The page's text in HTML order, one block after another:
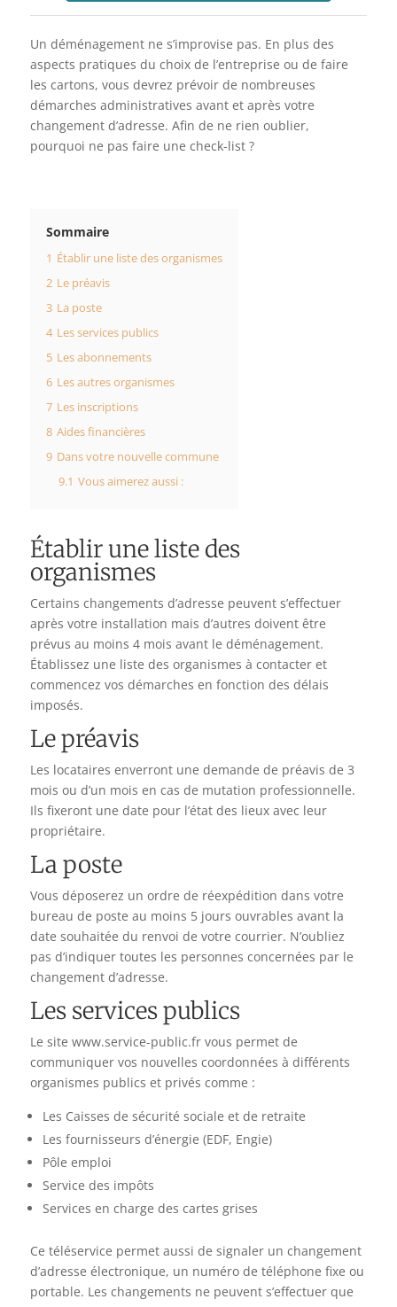
Un déménagement ne s’improvise pas. En plus des
aspects pratiques du choix de l’entreprise ou de faire
les cartons, vous devrez prévoir de nombreuses
démarches administratives avant et après votre
changement d’adresse. Afin de ne rien oublier,
pourquoi ne pas faire une check-list ?
Sommaire
1 Établir une liste des organismes
2 Le préavis
3 La poste
4 Les services publics
5 Les abonnements
6 Les autres organismes
7 Les inscriptions
8 Aides financières
9 Dans votre nouvelle commune
9.1 Vous aimerez aussi :
Établir une liste des
organismes
Certains changements d’adresse peuvent s’effectuer
après votre installation mais d’autres doivent être
prévus au moins 4 mois avant le déménagement.
Établissez une liste des organismes à contacter et
commencez vos démarches en fonction des délais
imposés.
Le préavis
Les locataires enverront une demande de préavis de 3
mois ou d’un mois en cas de mutation professionnelle.
Ils fixeront une date pour l’état des lieux avec leur
propriétaire.
La poste
Vous déposerez un ordre de réexpédition dans votre
bureau de poste au moins 5 jours ouvrables avant la
date souhaitée du renvoi de votre courrier. N’oubliez
pas d’indiquer toutes les personnes concernées par le
changement d’adresse.
Les services publics
Le site www.service-public.fr vous permet de
communiquer vos nouvelles coordonnées à différents
organismes publics et privés comme :
Les Caisses de sécurité sociale et de retraite
Les fournisseurs d’énergie (EDF, Engie)
Pôle emploi
Service des impôts
Services en charge des cartes grises
Ce téléservice permet aussi de signaler un changement
d’adresse électronique, un numéro de téléphone fixe ou
portable. Les changements ne peuvent s’effectuer que